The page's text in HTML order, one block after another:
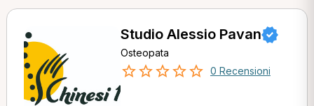
Studio Alessio Pavan
Osteopata
0 Recensioni